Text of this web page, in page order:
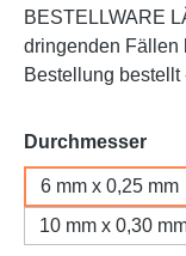
BESTELLWARE
dringenden Fällen
Bestellung
Durchmesser
6 mm x 0,25 mm
10 mm x 0,30